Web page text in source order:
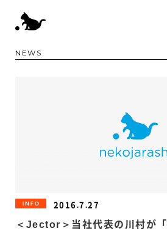
NEWS
INFORMATION
2016.7.27
＜Jector＞当社代表の川村が